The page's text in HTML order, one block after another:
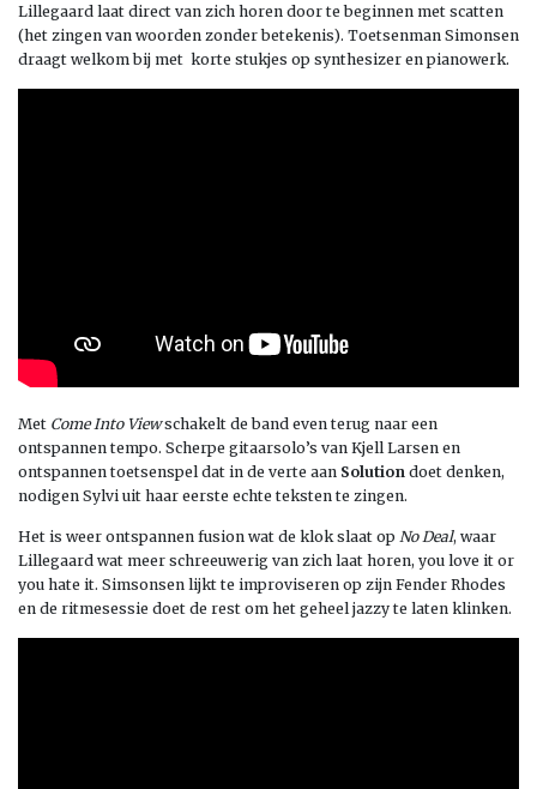
Lillegaard laat direct van zich horen door te beginnen met scatten
(het zingen van woorden zonder betekenis). Toetsenman Simonsen
draagt welkom bij met korte stukjes op synthesizer en pianowerk.
Met Come Into Viewschakelt de band even terug naar een
ontspannen tempo. Scherpe gitaarsolo’s van Kjell Larsen en
ontspannen toetsenspel dat in de verte aan Solution doet denken,
nodigen Sylvi uit haar eerste echte teksten te zingen.
Het is weer ontspannen fusion wat de klok slaat op No Deal, waar
Lillegaard wat meer schreeuwerig van zich laat horen, you love it or
you hate it. Simsonsen lijkt te improviseren op zijn Fender Rhodes
en de ritmesessie doet de rest om het geheel jazzy te laten klinken.